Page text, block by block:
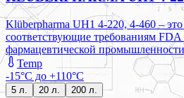
Klüberpharma UH1 4-220, 4-460 –
соответствующие требованиям
фармацевтической
Temp
-15°C до +110°C
5 л. 20 л. 200 л.